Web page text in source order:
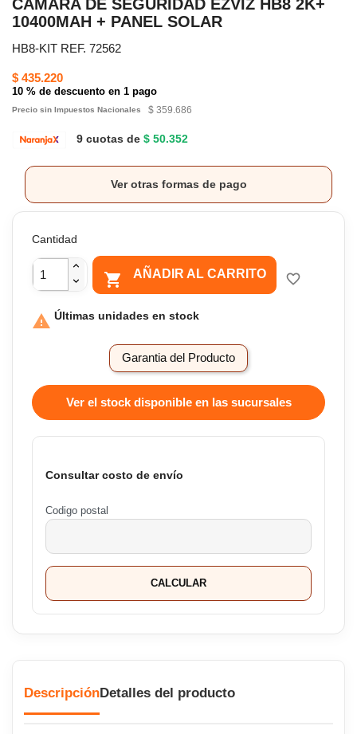
CÁMARA DE SEGURIDAD EZVIZ HB8 2K+
10400MAH + PANEL SOLAR
HB8-KIT REF. 72562
$ 435.220
10 % de descuento en 1 pago
Precio sin Impuestos Nacionales $ 359.686
9 cuotas de $ 50.352
Ver otras formas de pago
Cantidad
 AÑADIR AL CARRITO favorite_border
 Últimas unidades en stock
Garantia del Producto
Ver el stock disponible en las sucursales
Consultar costo de envío
Codigo postal
CALCULAR
DescripciónDetalles del producto